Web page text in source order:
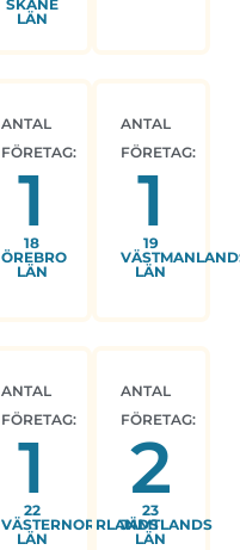
SKÅNE
LÄN
ANTAL
FÖRETAG:
1
18
ÖREBRO
LÄN
ANTAL
FÖRETAG:
1
19
LÄN
ANTAL
FÖRETAG:
1
22
VÄSTERNORRLANDS
LÄN
ANTAL
FÖRETAG:
2
23
JÄMTLANDS
LÄN